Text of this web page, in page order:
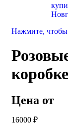
Нажмите, чтобы
коробке
Цена от
16000 ₽